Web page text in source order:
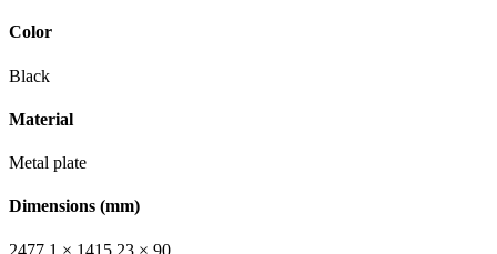
Color
Black
Material
Metal plate
Dimensions (mm)
2477.1 × 1415.23 × 90